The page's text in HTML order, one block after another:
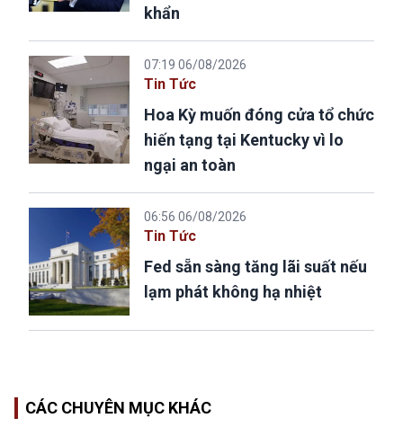
khẩn
07:19 06/08/2026
Tin Tức
Hoa Kỳ muốn đóng cửa tổ chức
hiến tạng tại Kentucky vì lo
ngại an toàn
06:56 06/08/2026
Tin Tức
Fed sẵn sàng tăng lãi suất nếu
lạm phát không hạ nhiệt
CÁC CHUYÊN MỤC KHÁC